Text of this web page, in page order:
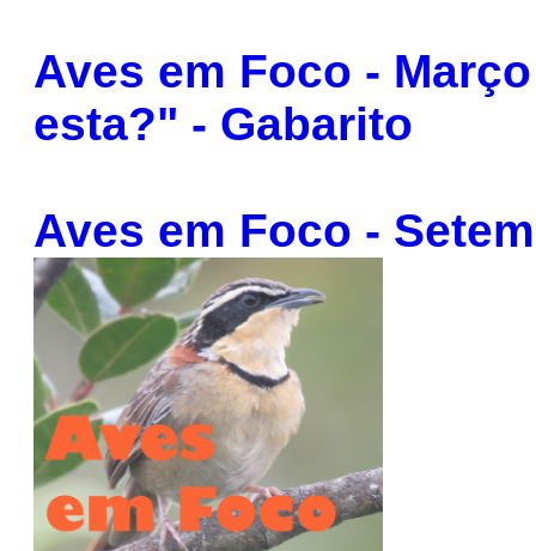
Aves em Foco -
esta?" - Gabarito
Aves em Foco -